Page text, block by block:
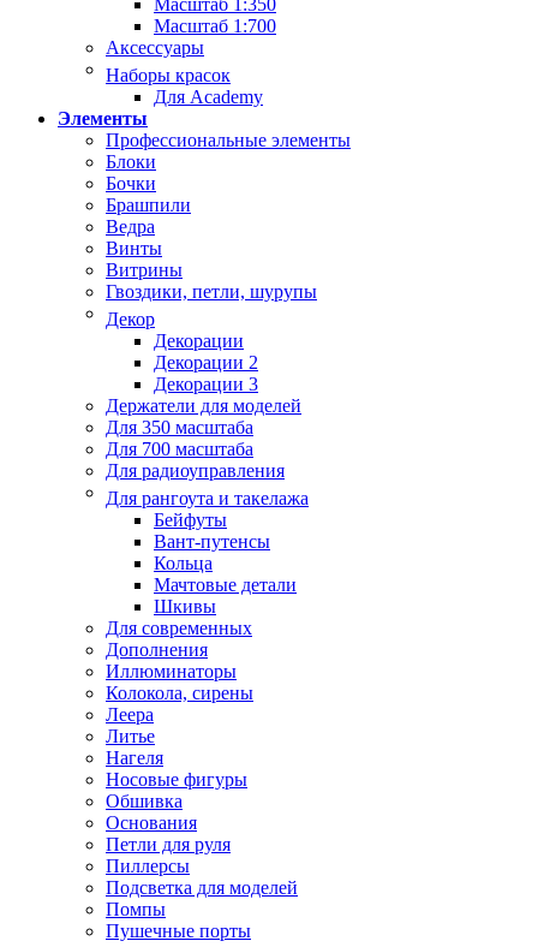
Масштаб 1:350
Масштаб 1:700
Аксессуары
Наборы красок
Для Academy
Элементы
Профессиональные элементы
Блоки
Бочки
Брашпили
Ведра
Винты
Витрины
Гвоздики, петли, шурупы
Декор
Декорации
Декорации 2
Декорации 3
Держатели для моделей
Для 350 масштаба
Для 700 масштаба
Для радиоуправления
Для рангоута и такелажа
Бейфуты
Вант-путенсы
Кольца
Мачтовые детали
Шкивы
Для современных
Дополнения
Иллюминаторы
Колокола, сирены
Леера
Литье
Нагеля
Носовые фигуры
Обшивка
Основания
Петли для руля
Пиллерсы
Подсветка для моделей
Помпы
Пушечные порты